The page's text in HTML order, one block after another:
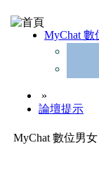
MyChat 數
»
論壇提示
MyChat 數位男